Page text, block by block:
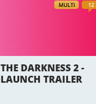
MULTI 12
THE DARKNESS 2 -
LAUNCH TRAILER